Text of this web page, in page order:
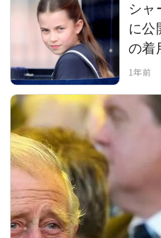
シャ
に公
の着
「ウ
1年前